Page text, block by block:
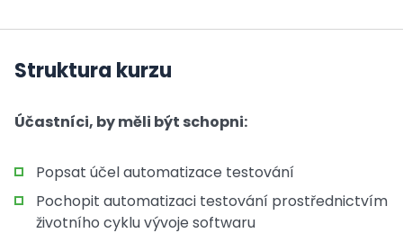
Struktura kurzu
Účastníci, by měli být schopni:
Popsat účel automatizace testování
Pochopit automatizaci testování prostřednictvím
životního cyklu vývoje softwaru